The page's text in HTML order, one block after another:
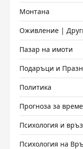
Монтана
Оживление |
Пазар на имоти
Подаръци и
Политика
Прогноза за време
Психология и
Психология на